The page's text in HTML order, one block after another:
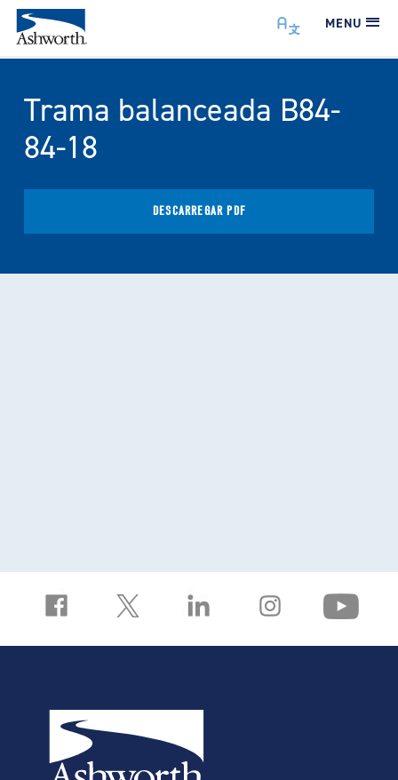
MENU
Trama balanceada B84-
84-18
DESCARREGAR PDF